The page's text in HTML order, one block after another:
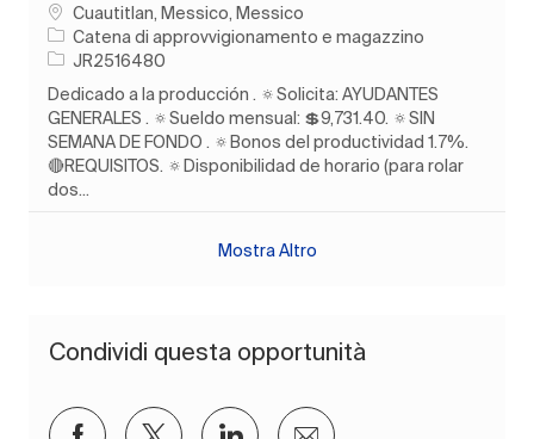
Ubicazione
Cuautitlan, Messico, Messico
Categoria
Catena di approvvigionamento e magazzino
ID processo
JR2516480
Dedicado a la producción . 🔅Solicita: AYUDANTES
GENERALES . 🔅Sueldo mensual: 💲9,731.40. 🔅SIN
SEMANA DE FONDO . 🔅Bonos del productividad 1.7%.
🔴REQUISITOS. 🔅Disponibilidad de horario (para rolar
dos...
Mostra Altro
Condividi questa opportunità
Condividi su Facebook
Condividi via twitter
Condividi tramite LinkedIn
Condividi via e-mail